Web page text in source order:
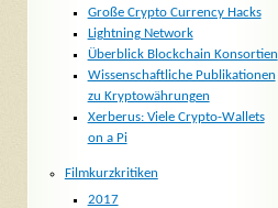
Große Crypto Currency Hacks
Lightning Network
Überblick Blockchain Konsortien
Wissenschaftliche Publikationen
zu Kryptowährungen
Xerberus: Viele Crypto-Wallets
on a Pi
Filmkurzkritiken
2017